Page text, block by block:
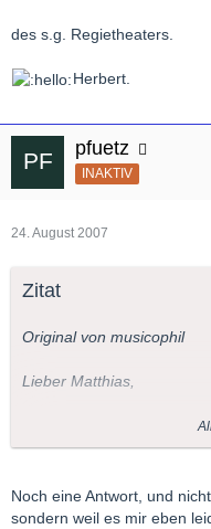
des s.g. Regietheaters.
Herbert.
pfuetz
INAKTIV
24. August 2007
Zitat
Original von musicophil
Lieber Matthias,
Wenn Du willst, kannst Du
wurde damals die Oper/
Noch eine Antwort, und
sondern weil es mir eben